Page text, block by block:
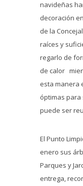
navideñas
decoración
de la
raíces y
regarlo de
de calor
esta manera
óptimas
puede ser
El Punto
enero sus
Parques y
entrega,